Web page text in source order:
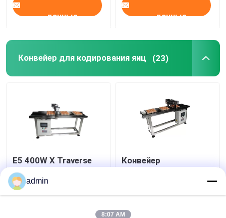
данные данные
Конвейер для кодирования яиц (23)
E5 400W X Traverse
System Egg Coding
Conveyor Machine для
кодирования даты
Конвейер
admin
8:07 AM